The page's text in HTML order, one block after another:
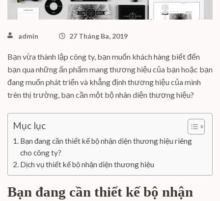
admin 27 Tháng Ba, 2019
Bạn vừa thành lập công ty, bạn muốn khách hàng biết đến
bạn qua những ấn phẩm mang thương hiệu của bạn hoặc bạn
đang muốn phát triển và khẳng định thương hiệu của mình
trên thị trường, bạn cần một bộ nhân diện thương hiệu?
Mục lục
Bạn đang cần thiết kế bộ nhận diện thương hiệu riêng
cho công ty?
Dịch vụ thiết kế bộ nhận diện thương hiệu
Bạn đang cần thiết kế bộ nhận